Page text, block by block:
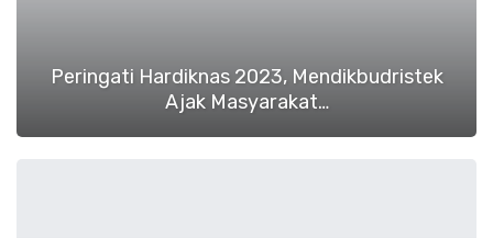
Peringati Hardiknas 2023, Mendikbudristek
Ajak Masyarakat…